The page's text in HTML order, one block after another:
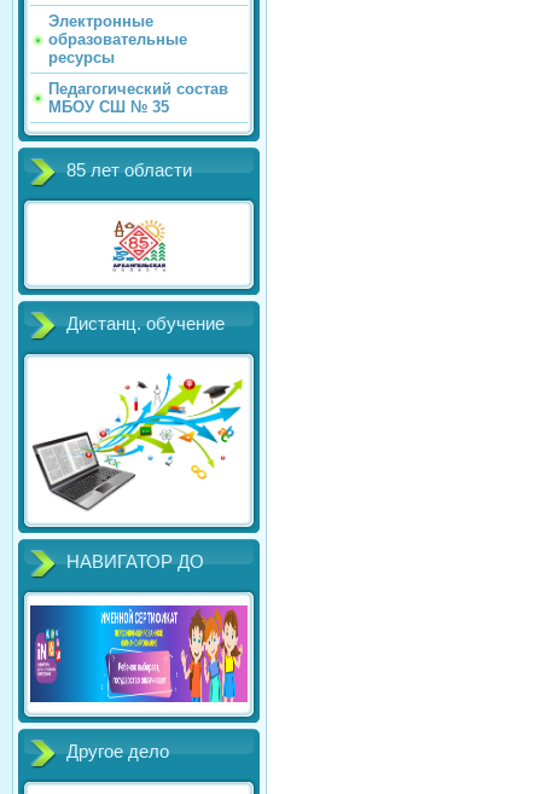
Электронные
образовательные
ресурсы
Педагогический состав
МБОУ СШ № 35
85 лет области
Дистанц. обучение
НАВИГАТОР ДО
Другое дело